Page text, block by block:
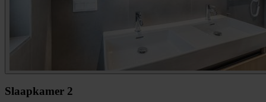
Slaapkamer 2